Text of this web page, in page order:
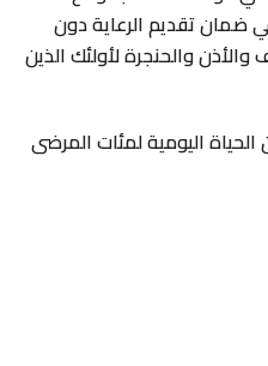
ضمان تقديم الرعاية دون
والحنجرة لأولئك الذين
اليومية لمئات المرضى